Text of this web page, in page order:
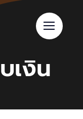
เงิน